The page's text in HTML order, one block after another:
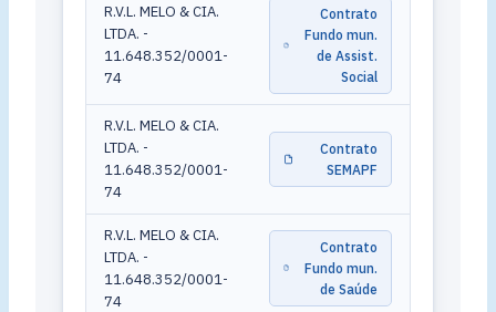
R.V.L. MELO & CIA.
LTDA. -
11.648.352/0001-
74
Contrato
Fundo mun.
de Assist.
Social
R.V.L. MELO & CIA.
LTDA. -
11.648.352/0001-
74
Contrato
SEMAPF
R.V.L. MELO & CIA.
LTDA. -
11.648.352/0001-
74
Contrato
Fundo mun.
de Saúde